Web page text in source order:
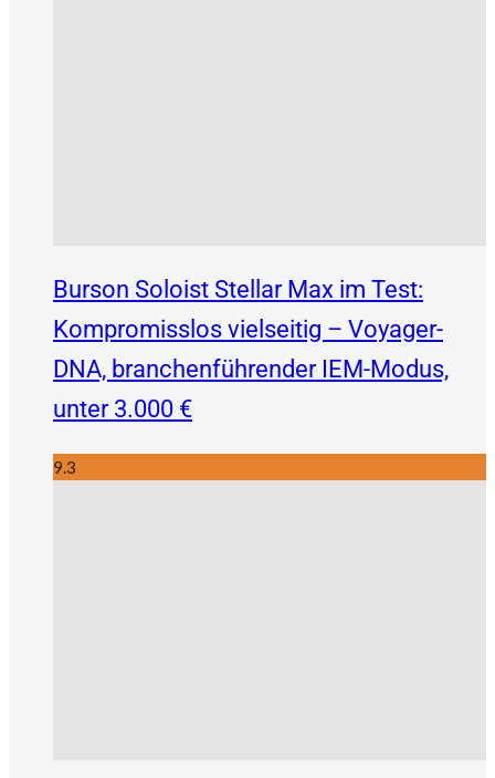
Burson Soloist Stellar Max im Test:
Kompromisslos vielseitig – Voyager-
DNA, branchenführender IEM-Modus,
unter 3.000 €
9.3